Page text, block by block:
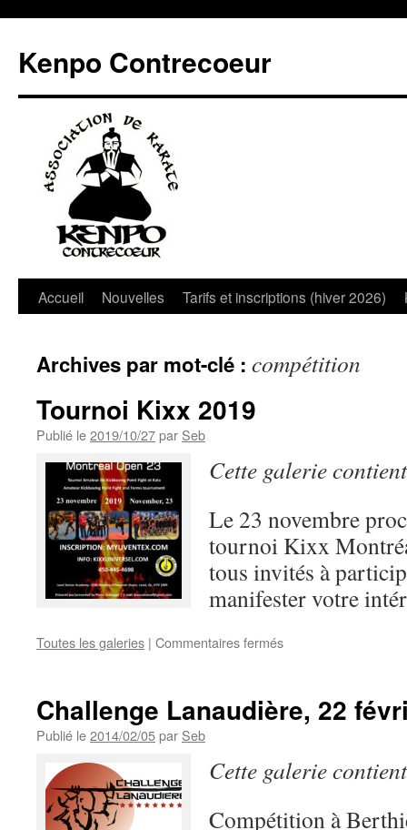
contenu
Kenpo Contrecoeur
Accueil Nouvelles Tarifs et inscriptions (hiver 2026)
Archives par mot-clé : compétition
Tournoi Kixx 2019
Publié le2019/10/27par Seb
Cette galerie
Le 23 novembre
tournoi Kixx
tous invités à
manifester votre
Toutes les galeries | Commentaires ferméssur
Challenge Lanaudière, 22
Publié le2014/02/05par Seb
Cette galerie
Compétition à